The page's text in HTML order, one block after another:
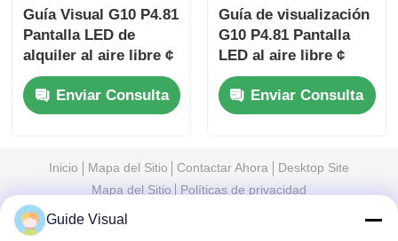
Guía Visual G10 P4.81
Pantalla LED de
alquiler al aire libre ¢
Solución rentable con
diseño de gabinete
universal
Enviar Consulta
Guía de visualización
G10 P4.81 Pantalla
LED al aire libre ¢
Pantalla de alquiler
duradera y rentable
para distribuidores
Enviar Consulta
Inicio Mapa del Sitio Contactar Ahora
Desktop Site
Mapa del Sitio
Políticas de privacidad
Guide Visual